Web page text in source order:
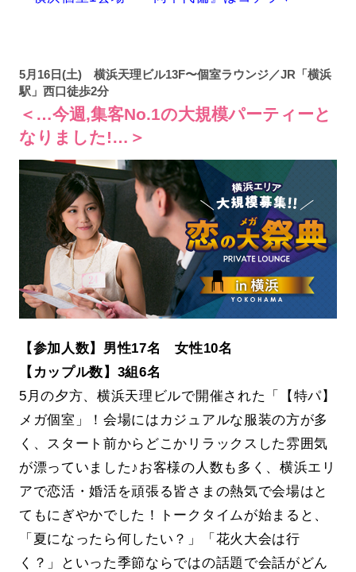
5月16日(土) 横浜天理ビル13F〜個室ラウンジ／JR「横浜
駅」西口徒歩2分
＜…今週,集客No.1の大規模パーティーと
なりました!…＞
【参加人数】男性17名 女性10名
【カップル数】3組6名
5月の夕方、横浜天理ビルで開催された「【特パ】
メガ個室」！会場にはカジュアルな服装の方が多
く、スタート前からどこかリラックスした雰囲気
が漂っていました♪お客様の人数も多く、横浜エリ
アで恋活・婚活を頑張る皆さまの熱気で会場はと
てもにぎやかでした！トークタイムが始まると、
「夏になったら何したい？」「花火大会は行
く？」といった季節ならではの話題で会話がどん